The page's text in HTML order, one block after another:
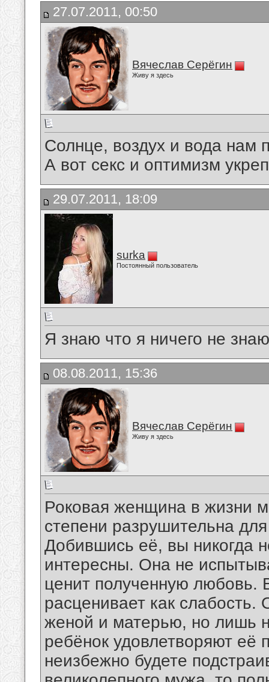
27.07.2011, 00:50
Вячеслав Серёгин
Живу я здесь
Солнце, воздух и вода нам
А вот секс и оптимизм
29.07.2011, 18:09
surka
Постоянный пользователь
Я знаю что я ничего не знаю
08.08.2011, 15:36
Вячеслав Серёгин
Живу я здесь
Роковая женщина в жизни
степени разрушительна
Добившись её, вы никогда
интересны. Она не
ценит полученную любовь.
расценивает как
женой и матерью, но лишь
ребёнок удовлетворяют её
неизбежно будете